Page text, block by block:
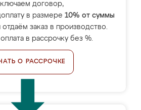
договор,
в размере 10% от суммы
отдаём заказ в производство.
в рассрочку без %.
О РАССРОЧКЕ